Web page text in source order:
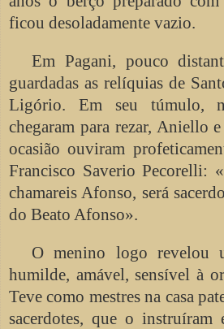
ficou desoladamente vazio.
Em Pagani, pouco
guardadas as relíquias de
Ligório. Em seu túmulo,
chegaram para rezar, Aniello
ocasião ouviram
Francisco Saverio Pecorelli:
chamareis Afonso, será
do Beato Afonso».
O menino logo revelou
humilde, amável, sensível à
Teve como mestres na casa
sacerdotes, que o instruíram